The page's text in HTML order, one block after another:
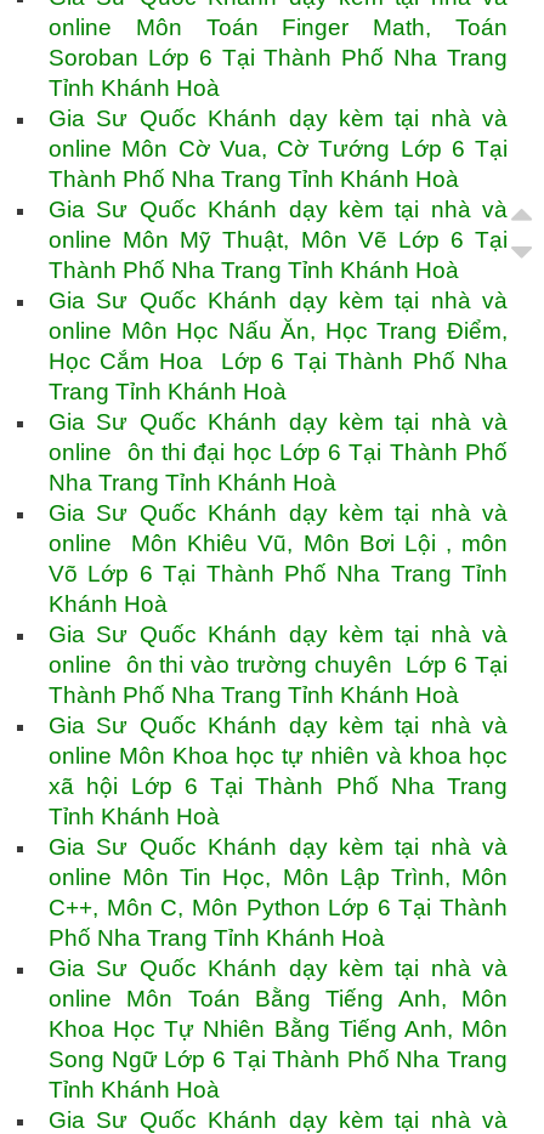
online Môn Toán Finger Math, Toán
Soroban Lớp 6 Tại Thành Phố Nha Trang
Tỉnh Khánh Hoà
Gia Sư Quốc Khánh dạy kèm tại nhà và
online Môn Cờ Vua, Cờ Tướng Lớp 6 Tại
Thành Phố Nha Trang Tỉnh Khánh Hoà
Gia Sư Quốc Khánh dạy kèm tại nhà và
online Môn Mỹ Thuật, Môn Vẽ Lớp 6 Tại
Thành Phố Nha Trang Tỉnh Khánh Hoà
Gia Sư Quốc Khánh dạy kèm tại nhà và
online Môn Học Nấu Ăn, Học Trang Điểm,
Học Cắm Hoa Lớp 6 Tại Thành Phố Nha
Trang Tỉnh Khánh Hoà
Gia Sư Quốc Khánh dạy kèm tại nhà và
online ôn thi đại học Lớp 6 Tại Thành Phố
Nha Trang Tỉnh Khánh Hoà
Gia Sư Quốc Khánh dạy kèm tại nhà và
online Môn Khiêu Vũ, Môn Bơi Lội , môn
Võ Lớp 6 Tại Thành Phố Nha Trang Tỉnh
Khánh Hoà
Gia Sư Quốc Khánh dạy kèm tại nhà và
online ôn thi vào trường chuyên Lớp 6 Tại
Thành Phố Nha Trang Tỉnh Khánh Hoà
Gia Sư Quốc Khánh dạy kèm tại nhà và
online Môn Khoa học tự nhiên và khoa học
xã hội Lớp 6 Tại Thành Phố Nha Trang
Tỉnh Khánh Hoà
Gia Sư Quốc Khánh dạy kèm tại nhà và
online Môn Tin Học, Môn Lập Trình, Môn
C++, Môn C, Môn Python Lớp 6 Tại Thành
Phố Nha Trang Tỉnh Khánh Hoà
Gia Sư Quốc Khánh dạy kèm tại nhà và
online Môn Toán Bằng Tiếng Anh, Môn
Khoa Học Tự Nhiên Bằng Tiếng Anh, Môn
Song Ngữ Lớp 6 Tại Thành Phố Nha Trang
Tỉnh Khánh Hoà
Gia Sư Quốc Khánh dạy kèm tại nhà và